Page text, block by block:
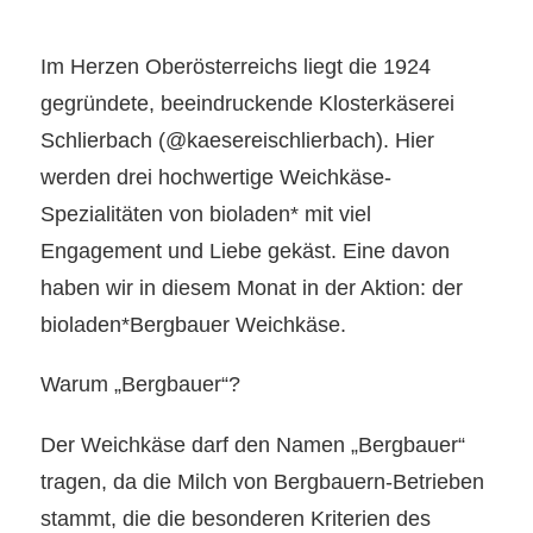
Im Herzen Oberösterreichs liegt die 1924
gegründete, beeindruckende Klosterkäserei
Schlierbach (@kaesereischlierbach). Hier
werden drei hochwertige Weichkäse-
Spezialitäten von bioladen* mit viel
Engagement und Liebe gekäst. Eine davon
haben wir in diesem Monat in der Aktion: der
bioladen*Bergbauer Weichkäse.
Warum „Bergbauer“?
Der Weichkäse darf den Namen „Bergbauer“
tragen, da die Milch von Bergbauern-Betrieben
stammt, die die besonderen Kriterien des